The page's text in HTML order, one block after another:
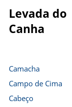
Levada do
Canha
Camacha
Campo de Cima
Cabeço